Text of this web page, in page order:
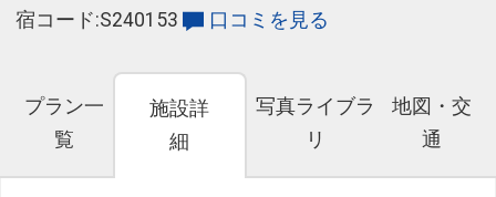
宿コード:S240153
口コミを見る
プラン一
覧
施設詳
細
写真ライブラ
リ
地図・交
通